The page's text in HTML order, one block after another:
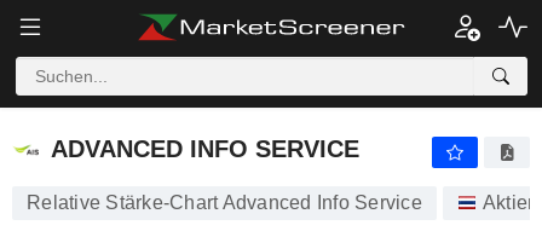
ADVANCED INFO SERVICE
ADVANCED INFO SERVICE
Relative Stärke-Chart Advanced Info Service Aktien